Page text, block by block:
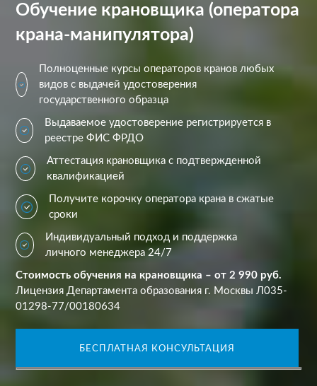
Обучение крановщика (оператора
крана-манипулятора)
Полноценные курсы операторов кранов любых
видов с выдачей удостоверения
государственного образца
Выдаваемое удостоверение регистрируется в
реестре ФИС ФРДО
Аттестация крановщика с подтвержденной
квалификацией
Получите корочку оператора крана в сжатые
сроки
Индивидуальный подход и поддержка
личного менеджера 24/7
Стоимость обучения на крановщика – от 2 990 руб.
Лицензия Департамента образования г. Москвы Л035-
01298-77/00180634
БЕСПЛАТНАЯ КОНСУЛЬТАЦИЯ